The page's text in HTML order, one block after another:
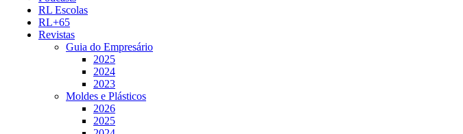
RL Escolas
RL+65
Revistas
Guia do Empresário
2025
2024
2023
Moldes e Plásticos
2026
2025